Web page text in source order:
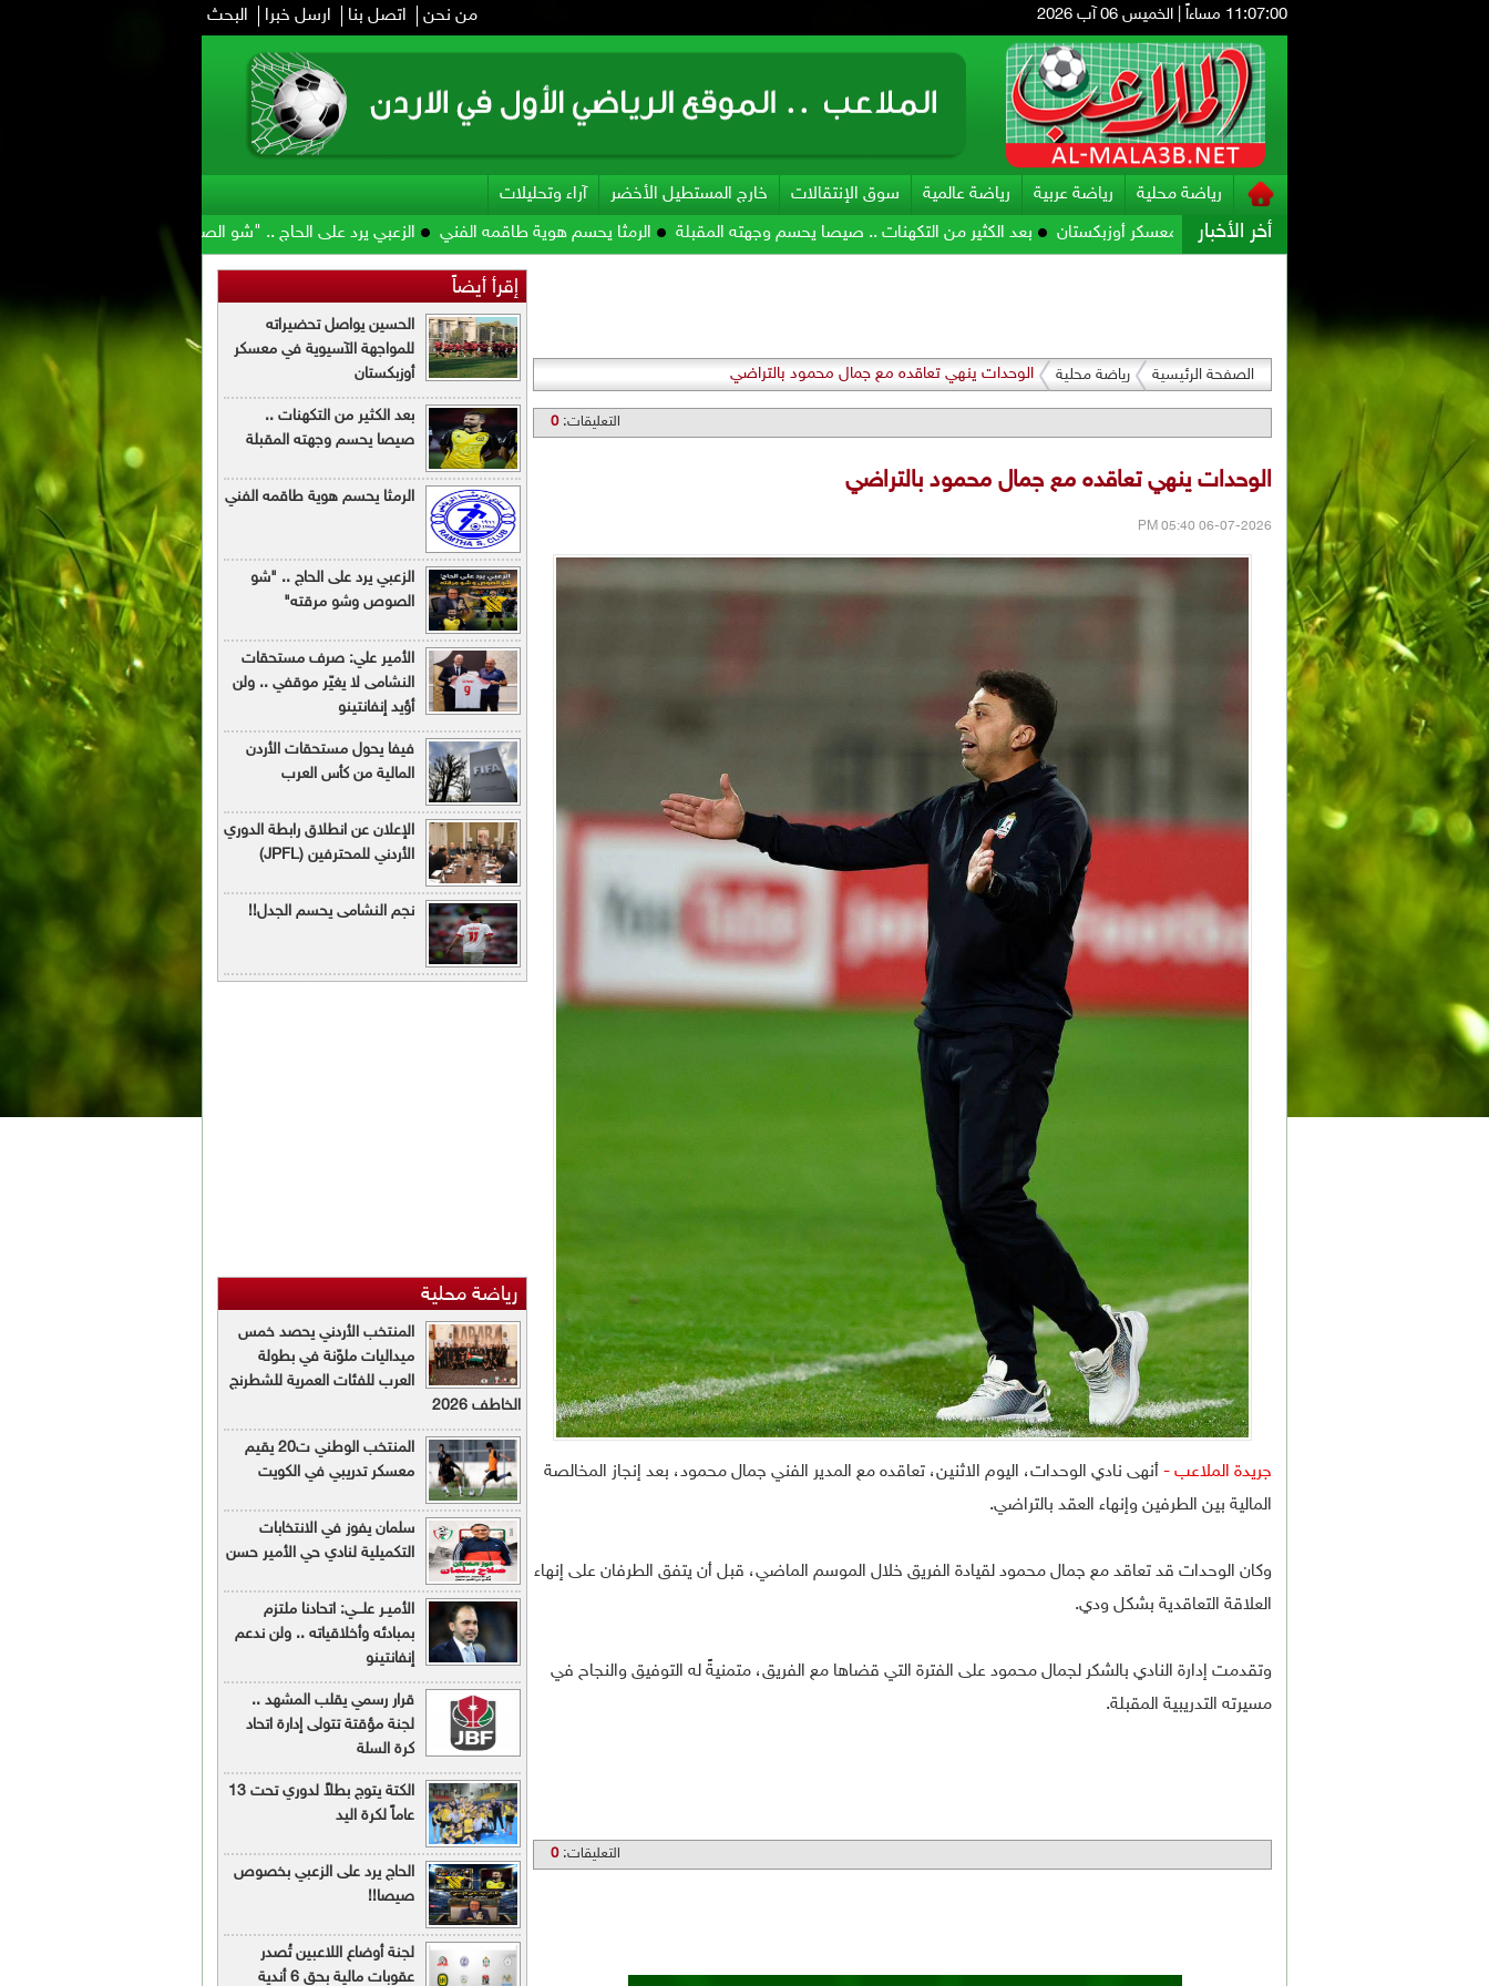
11:07:01 مساءاً الخميس 06 آب 2026 من نحن اتصل بنا ارسل خبرا البحث
رياضة محلية رياضة عربية رياضة عالمية سوق الإنتقالات خارج المستطيل الأخضر آراء وتحليلات
أخر الأخبار
للمواجهة الآسيوية في معسكر أوزبكستان بعد الكثير من التكهنات .. صيصا يحسم وجهته المقبلة الرمثا يحسم هوية طاقمه الفني الزعبي يرد على الحاج .. "شو الصوص وشو مرقته"
الصفحة الرئيسية رياضة محلية الوحدات ينهي تعاقده مع جمال محمود بالتراضي
التعليقات:0
الوحدات ينهي تعاقده مع جمال محمود بالتراضي
06-07-2026 05:40 PM
جريدة الملاعب - أنهى نادي الوحدات، اليوم الاثنين، تعاقده مع المدير الفني جمال محمود، بعد إنجاز المخالصة
المالية بين الطرفين وإنهاء العقد بالتراضي.
وكان الوحدات قد تعاقد مع جمال محمود لقيادة الفريق خلال الموسم الماضي، قبل أن يتفق الطرفان على إنهاء
العلاقة التعاقدية بشكل ودي.
وتقدمت إدارة النادي بالشكر لجمال محمود على الفترة التي قضاها مع الفريق، متمنيةً له التوفيق والنجاح في
مسيرته التدريبية المقبلة.
التعليقات:0
إقرأ أيضاً
الحسين يواصل تحضيراته
للمواجهة الآسيوية في معسكر
أوزبكستان
بعد الكثير من التكهنات ..
صيصا يحسم وجهته المقبلة
الرمثا يحسم هوية طاقمه الفني
الزعبي يرد على الحاج .. "شو
الصوص وشو مرقته"
الأمير علي: صرف مستحقات
النشامى لا يغيّر موقفي .. ولن
أؤيد إنفانتينو
فيفا يحول مستحقات الأردن
المالية من كأس العرب
الإعلان عن انطلاق رابطة الدوري
الأردني للمحترفين (JPFL)
نجم النشامى يحسم الجدل!!
رياضة محلية
المنتخب الأردني يحصد خمس
ميداليات ملوّنة في بطولة
العرب للفئات العمرية للشطرنج
الخاطف 2026
المنتخب الوطني ت20 يقيم
معسكر تدريبي في الكويت
سلمان يفوز في الانتخابات
التكميلية لنادي حي الأمير حسن
الأميـر علـــي: اتحادنا ملتزم
بمبادئه وأخلاقياته .. ولن ندعم
إنفانتينو
قرار رسمي يقلب المشهد ..
لجنة مؤقتة تتولى إدارة اتحاد
كرة السلة
الكتة يتوج بطلاً لدوري تحت 13
عاماً لكرة اليد
الحاج يرد على الزعبي بخصوص
صيصا!!
لجنة أوضاع اللاعبين تُصدر
عقوبات مالية بحق 6 أندية